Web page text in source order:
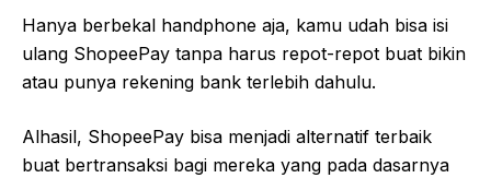
Hanya berbekal handphone aja, kamu udah bisa isi
ulang ShopeePay tanpa harus repot-repot buat bikin
atau punya rekening bank terlebih dahulu.
Alhasil, ShopeePay bisa menjadi alternatif terbaik
buat bertransaksi bagi mereka yang pada dasarnya